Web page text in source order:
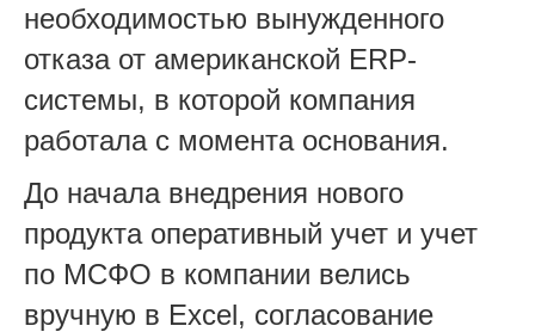
необходимостью вынужденного
отказа от американской ERP-
системы, в которой компания
работала с момента основания.
До начала внедрения нового
продукта оперативный учет и учет
по МСФО в компании велись
вручную в Excel, согласование